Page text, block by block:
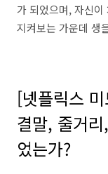
가 되었으며, 자신이
지켜보는 가운데 생
[넷플릭스
결말, 줄거
었는가?